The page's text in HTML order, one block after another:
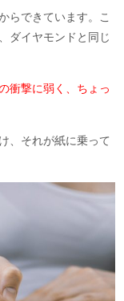
らできています。こ
ダイヤモンドと同じ
衝撃に弱く、ちょっ
、それが紙に乗って